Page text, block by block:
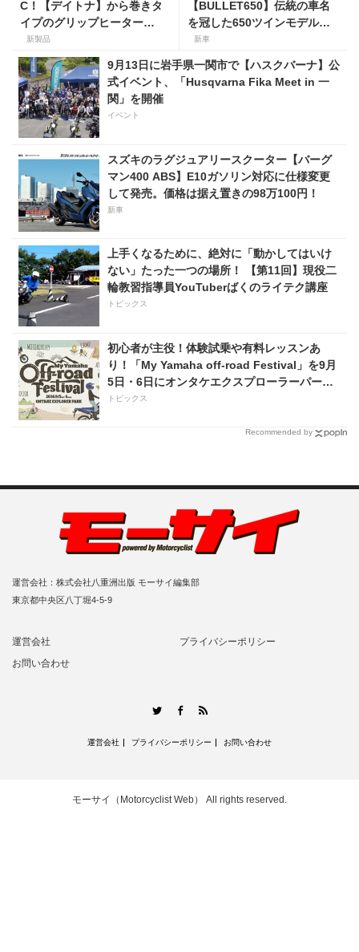
C！【デイトナ】から巻きタ
イプのグリップヒーター
「HOT GRIP WRAP HEAT」
が登場
新製品
【BULLET650】伝統の車名
を冠した650ツインモデルが
登場。価格98万100円〜で、8
月27日発売！
新車
9月13日に岩手県一関市で【ハスクバーナ】公
式イベント、「Husqvarna Fika Meet in 一
関」を開催
イベント
スズキのラグジュアリースクーター【バーグ
マン400 ABS】E10ガソリン対応に仕様変更
して発売。価格は据え置きの98万100円！
新車
上手くなるために、絶対に「動かしてはいけ
ない」たった一つの場所！ 【第11回】現役二
輪教習指導員YouTuberばくのライテク講座
トピックス
初心者が主役！体験試乗や有料レッスンあ
り！「My Yamaha off-road Festival」を9月
5日・6日にオンタケエクスプローラーパーク
で実施！
トピックス
Recommended by
運営会社：株式会社八重洲出版 モーサイ編集部
東京都中央区八丁堀4-5-9
運営会社
プライバシーポリシー
お問い合わせ
TwitterFacebook
運営会社 プライバシーポリシー お問い合わせ
モーサイ（Motorcyclist Web） All rights reserved.